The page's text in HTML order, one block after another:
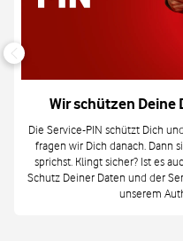
Wir schützen Deine
Die Service-PIN schützt Dich
fragen wir Dich danach. Dann
sprichst. Klingt sicher? Ist es
Schutz Deiner Daten und der
unserem